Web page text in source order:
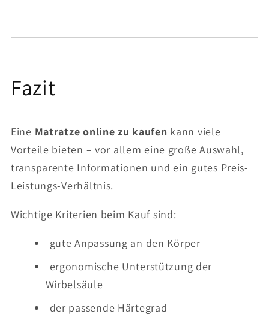
Fazit
Eine Matratze online zu kaufen kann viele
Vorteile bieten – vor allem eine große Auswahl,
transparente Informationen und ein gutes Preis-
Leistungs-Verhältnis.
Wichtige Kriterien beim Kauf sind:
gute Anpassung an den Körper
ergonomische Unterstützung der
Wirbelsäule
der passende Härtegrad